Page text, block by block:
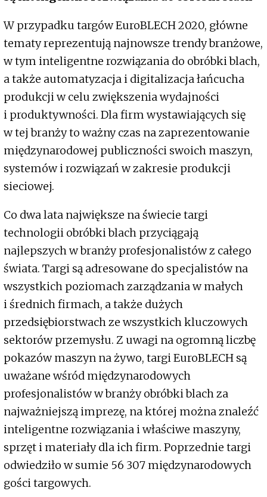
W przypadku targów EuroBLECH 2020, główne
tematy reprezentują najnowsze trendy branżowe,
w tym inteligentne rozwiązania do obróbki blach,
a także automatyzacja i digitalizacja łańcucha
produkcji w celu zwiększenia wydajności
i produktywności. Dla firm wystawiających się
w tej branży to ważny czas na zaprezentowanie
międzynarodowej publiczności swoich maszyn,
systemów i rozwiązań w zakresie produkcji
sieciowej.
Co dwa lata największe na świecie targi
technologii obróbki blach przyciągają
najlepszych w branży profesjonalistów z całego
świata. Targi są adresowane do specjalistów na
wszystkich poziomach zarządzania w małych
i średnich firmach, a także dużych
przedsiębiorstwach ze wszystkich kluczowych
sektorów przemysłu. Z uwagi na ogromną liczbę
pokazów maszyn na żywo, targi EuroBLECH są
uważane wśród międzynarodowych
profesjonalistów w branży obróbki blach za
najważniejszą imprezę, na której można znaleźć
inteligentne rozwiązania i właściwe maszyny,
sprzęt i materiały dla ich firm. Poprzednie targi
odwiedziło w sumie 56 307 międzynarodowych
gości targowych.